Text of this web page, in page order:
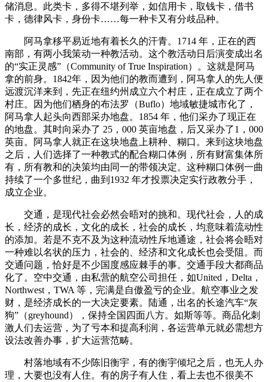
储消息。此类卡，多得不堪列举，如信用卡，取钱卡，借书
卡，德律风卡，身份卡……每一种卡又有分歧品种。
阿马拿移平易近地有着长久的汗青。1714 年，正在的西
南部，有两小我策动一种教活动。这个教活动日后演变成出名
的“实正灵感”（Community of True Inspiration）。这就是阿马
拿的前身。1842年，因为他们的教而遭到，阿马拿人的先人便
远渡沉洋来到，先正在纽约州成立六个村庄，正在成立了两个
村庄。因为他们栖身的布法罗（Buflo）地域敏捷城市化了，
阿马拿人起头向西部采办地盘。1854 年，他们采办了现正在
的地盘。其时向采办了 25，000 英亩地盘，后又采办了1，000
英亩。阿马拿人就正在这块地盘上耕种、糊口。来到这块地盘
之后，人们选择了一种教式的配合糊口体例，所有财富集体所
有，所有教和的决策均由同一的带领决定。这种糊口体例一曲
持续了一个多世纪，曲到1932 年才投票决定实行政教分手，
成立企业。
交通，是现代社会必然会晤对的挑和。现代社会，人的成
长，经济的成长，文化的成长，社会的成长，均意味着流动性
的添加。若是不克不及为这种流动性斥地通途，社会将会晤对
一种难以名状的压力，社会的、经济和文化成长也会受阻。而
交通问题，恰好是不少国度感应棘手的事。交通手段大都商品
化了。空中交通，由私营的航空公司担任，如United，Delta，
Northwest，TWA 等，完满是自傲盈亏的企业。航空事业之发
财，是经济成长的一大决定要素。陆通，出名的长途汽车“灰
狗”（greyhound），保持全国四面八方。如斯等等。商品化刺
激人们去运营，为了亏本和提高利润，各运营单元就必需想方
设法改善办事，扩大运营范畴。
村落地域有不少陈旧衡宇，有的衡宇倾圮之后，也无人办
理，大要也没有人住。有的房子有人住，看上去也不很美不